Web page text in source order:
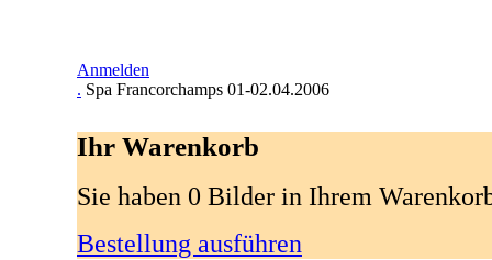
Anmelden
. Spa Francorchamps 01-02.04.2006
Ihr Warenkorb
Sie haben 0 Bilder in Ihrem
Bestellung ausführen